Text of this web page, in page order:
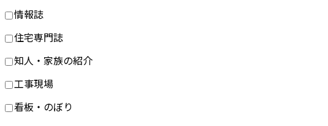
情報誌
住宅専門誌
知人・家族の紹介
工事現場
看板・のぼり